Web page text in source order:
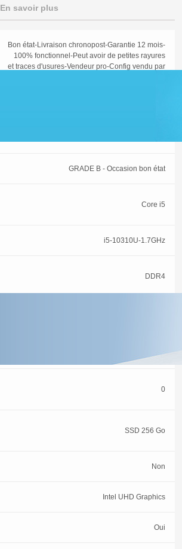
En savoir plus
Bon état-Livraison chronopost-Garantie 12 mois-
100% fonctionnel-Peut avoir de petites rayures
et traces d'usures-Vendeur pro-Config vendu par
GRADE B - Occasion bon état
Core i5
i5-10310U-1.7GHz
DDR4
0
SSD 256 Go
Non
Intel UHD Graphics
Oui